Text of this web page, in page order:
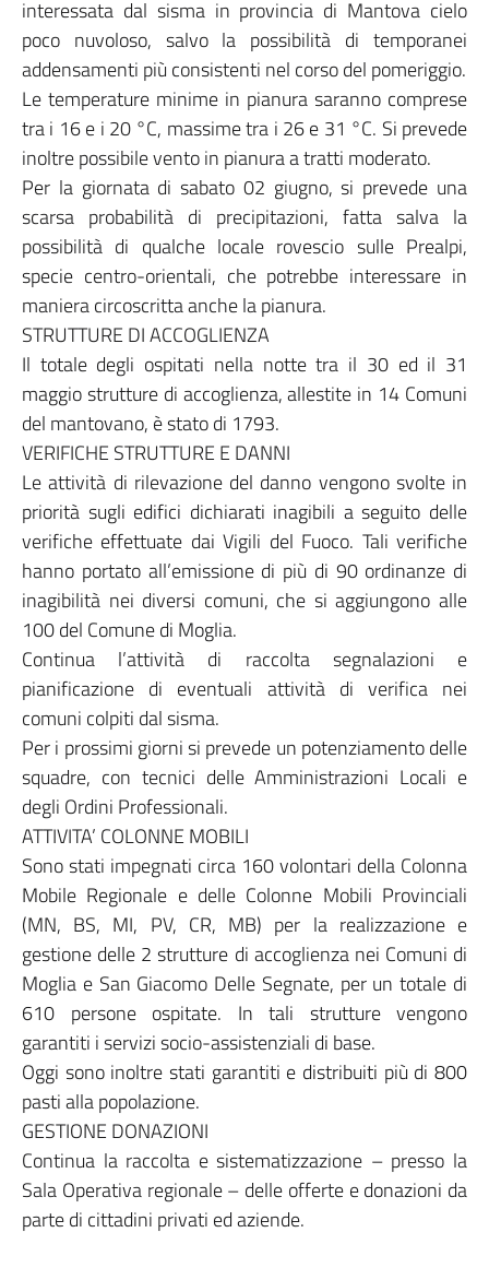
interessata dal sisma in provincia di Mantova cielo
poco nuvoloso, salvo la possibilità di temporanei
addensamenti più consistenti nel corso del pomeriggio.
Le temperature minime in pianura saranno comprese
tra i 16 e i 20 °C, massime tra i 26 e 31 °C. Si prevede
inoltre possibile vento in pianura a tratti moderato.
Per la giornata di sabato 02 giugno, si prevede una
scarsa probabilità di precipitazioni, fatta salva la
possibilità di qualche locale rovescio sulle Prealpi,
specie centro-orientali, che potrebbe interessare in
maniera circoscritta anche la pianura.
STRUTTURE DI ACCOGLIENZA
Il totale degli ospitati nella notte tra il 30 ed il 31
maggio strutture di accoglienza, allestite in 14 Comuni
del mantovano, è stato di 1793.
VERIFICHE STRUTTURE E DANNI
Le attività di rilevazione del danno vengono svolte in
priorità sugli edifici dichiarati inagibili a seguito delle
verifiche effettuate dai Vigili del Fuoco. Tali verifiche
hanno portato all’emissione di più di 90 ordinanze di
inagibilità nei diversi comuni, che si aggiungono alle
100 del Comune di Moglia.
Continua l’attività di raccolta segnalazioni e
pianificazione di eventuali attività di verifica nei
comuni colpiti dal sisma.
Per i prossimi giorni si prevede un potenziamento delle
squadre, con tecnici delle Amministrazioni Locali e
degli Ordini Professionali.
ATTIVITA’ COLONNE MOBILI
Sono stati impegnati circa 160 volontari della Colonna
Mobile Regionale e delle Colonne Mobili Provinciali
(MN, BS, MI, PV, CR, MB) per la realizzazione e
gestione delle 2 strutture di accoglienza nei Comuni di
Moglia e San Giacomo Delle Segnate, per un totale di
610 persone ospitate. In tali strutture vengono
garantiti i servizi socio-assistenziali di base.
Oggi sono inoltre stati garantiti e distribuiti più di 800
pasti alla popolazione.
GESTIONE DONAZIONI
Continua la raccolta e sistematizzazione – presso la
Sala Operativa regionale – delle offerte e donazioni da
parte di cittadini privati ed aziende.